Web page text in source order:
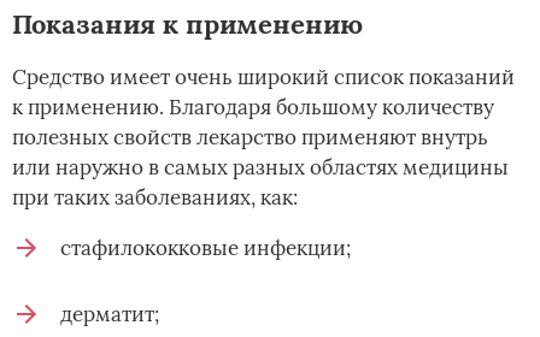
Показания к применению
Средство имеет очень широкий список показаний
к применению. Благодаря большому количеству
полезных свойств лекарство применяют внутрь
или наружно в самых разных областях медицины
при таких заболеваниях, как:
стафилококковые инфекции;
дерматит;